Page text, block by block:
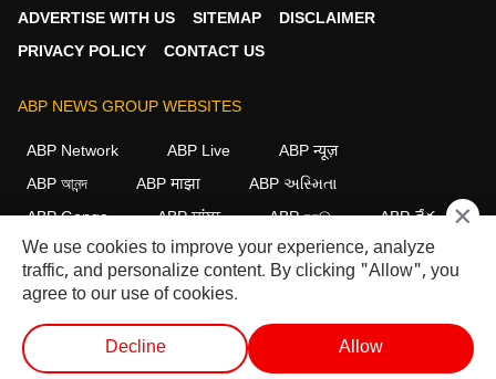
ADVERTISE WITH US
SITEMAP
DISCLAIMER
PRIVACY POLICY
CONTACT US
ABP NEWS GROUP WEBSITES
ABP Network ABP Live
ABP न्यूज़
ABP আনন্দ
ABP माझा
ABP અસ્મિતા
ABP Ganga
ABP ਸਾਂਝਾ ABP நாடு ABP దేశం
FOLLOW US
This website follows the DNPA Code of Ethics.Copyright@2026.
All rights reserved.
×
We use cookies to improve your experience, analyze
traffic, and personalize content. By clicking "Allow", you
agree to our use of cookies.
Decline Allow